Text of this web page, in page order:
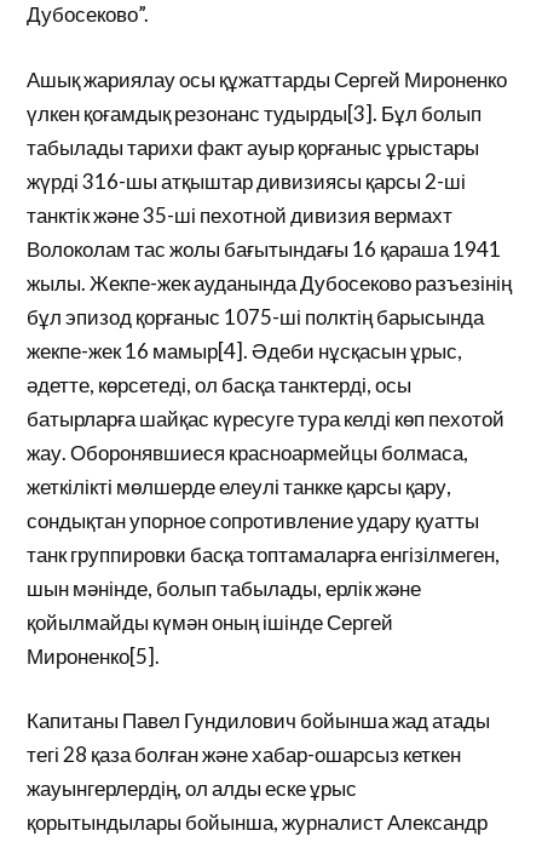
Дубосеково”.
Ашық жариялау осы құжаттарды Сергей Мироненко
үлкен қоғамдық резонанс тудырды[3]. Бұл болып
табылады тарихи факт ауыр қорғаныс ұрыстары
жүрді 316-шы атқыштар дивизиясы қарсы 2-ші
танктік және 35-ші пехотной дивизия вермахт
Волоколам тас жолы бағытындағы 16 қараша 1941
жылы. Жекпе-жек ауданында Дубосеково разъезінің
бұл эпизод қорғаныс 1075-ші полктің барысында
жекпе-жек 16 мамыр[4]. Әдеби нұсқасын ұрыс,
әдетте, көрсетеді, ол басқа танктерді, осы
батырларға шайқас күресуге тура келді көп пехотой
жау. Оборонявшиеся красноармейцы болмаса,
жеткілікті мөлшерде елеулі танкке қарсы қару,
сондықтан упорное сопротивление удару қуатты
танк группировки басқа топтамаларға енгізілмеген,
шын мәнінде, болып табылады, ерлік және
қойылмайды күмән оның ішінде Сергей
Мироненко[5].
Капитаны Павел Гундилович бойынша жад атады
тегі 28 қаза болған және хабар-ошарсыз кеткен
жауынгерлердің, ол алды еске ұрыс
қорытындылары бойынша, журналист Александр